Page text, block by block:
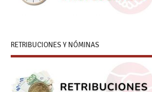
RETRIBUCIONES Y NÓMINAS